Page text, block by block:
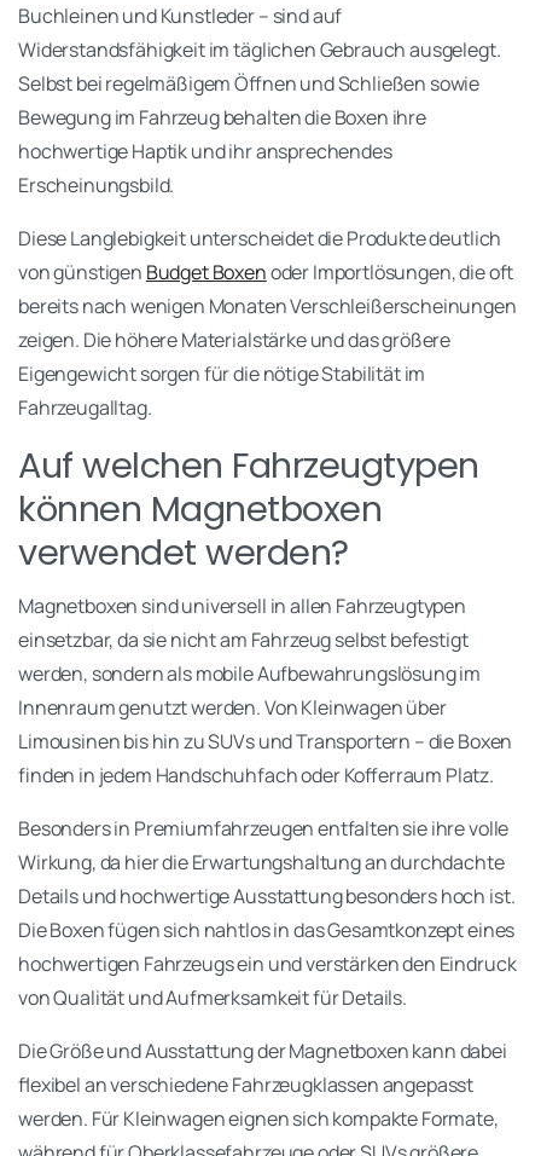
Buchleinen und Kunstleder – sind auf
Widerstandsfähigkeit im täglichen Gebrauch ausgelegt.
Selbst bei regelmäßigem Öffnen und Schließen sowie
Bewegung im Fahrzeug behalten die Boxen ihre
hochwertige Haptik und ihr ansprechendes
Erscheinungsbild.
Diese Langlebigkeit unterscheidet die Produkte deutlich
von günstigen Budget Boxenoder Importlösungen, die oft
bereits nach wenigen Monaten Verschleißerscheinungen
zeigen. Die höhere Materialstärke und das größere
Eigengewicht sorgen für die nötige Stabilität im
Fahrzeugalltag.
Auf welchen Fahrzeugtypen
können Magnetboxen
verwendet werden?
Magnetboxen sind universell in allen Fahrzeugtypen
einsetzbar, da sie nicht am Fahrzeug selbst befestigt
werden, sondern als mobile Aufbewahrungslösung im
Innenraum genutzt werden. Von Kleinwagen über
Limousinen bis hin zu SUVs und Transportern – die Boxen
finden in jedem Handschuhfach oder Kofferraum Platz.
Besonders in Premiumfahrzeugen entfalten sie ihre volle
Wirkung, da hier die Erwartungshaltung an durchdachte
Details und hochwertige Ausstattung besonders hoch ist.
Die Boxen fügen sich nahtlos in das Gesamtkonzept eines
hochwertigen Fahrzeugs ein und verstärken den Eindruck
von Qualität und Aufmerksamkeit für Details.
Die Größe und Ausstattung der Magnetboxen kann dabei
flexibel an verschiedene Fahrzeugklassen angepasst
werden. Für Kleinwagen eignen sich kompakte Formate,